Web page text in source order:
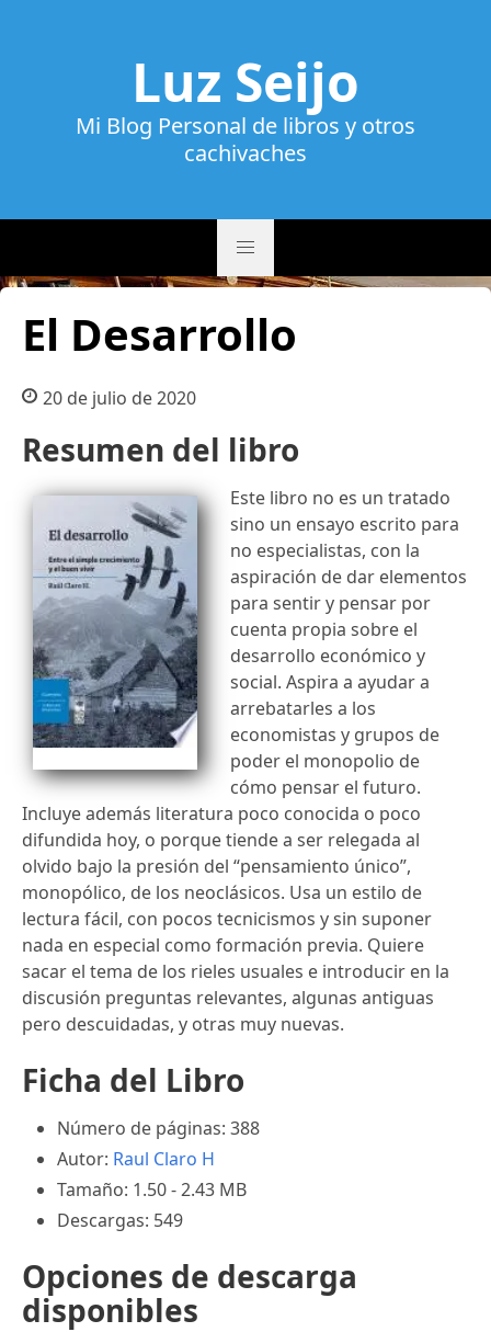
Luz Seijo
Mi Blog Personal de libros y otros
cachivaches
El Desarrollo
20 de julio de 2020
Resumen del libro
Este libro no es un tratado
sino un ensayo escrito para
no especialistas, con la
aspiración de dar elementos
para sentir y pensar por
cuenta propia sobre el
desarrollo económico y
social. Aspira a ayudar a
arrebatarles a los
economistas y grupos de
poder el monopolio de
cómo pensar el futuro.
Incluye además literatura poco conocida o poco
difundida hoy, o porque tiende a ser relegada al
olvido bajo la presión del “pensamiento único”,
monopólico, de los neoclásicos. Usa un estilo de
lectura fácil, con pocos tecnicismos y sin suponer
nada en especial como formación previa. Quiere
sacar el tema de los rieles usuales e introducir en la
discusión preguntas relevantes, algunas antiguas
pero descuidadas, y otras muy nuevas.
Ficha del Libro
Número de páginas: 388
Autor: Raul Claro H
Tamaño: 1.50 - 2.43 MB
Descargas: 549
Opciones de descarga
disponibles